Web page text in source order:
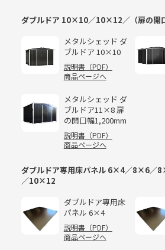
ダブルドア 10×10／10×12／（扉の
メタルシェッド ダ
ブルドア 10×10
説明書（PDF）
商品ページへ
メタルシェッド ダ
ブルドア11×8 扉
の開口幅1,200mm
説明書（PDF）
商品ページへ
ダブルドア専用床パネル 6×4／8×6
／10×12
ダブルドア専用床
パネル 6×4
説明書（PDF）
商品ページへ